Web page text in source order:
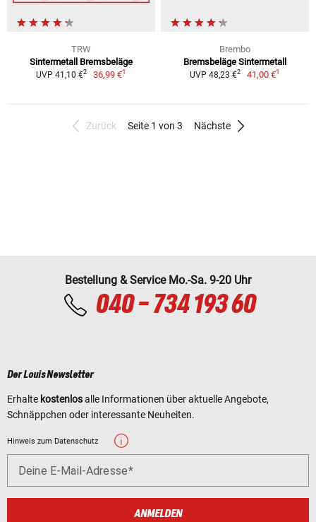
TRW
Sintermetall Bremsbeläge
UVP 41,10 €2 36,99 €1
Brembo
Bremsbeläge Sintermetall
UVP 48,23 €2 41,00 €1
Zurück Seite 1 von 3 Nächste
Bestellung & Service Mo.-Sa. 9-20 Uhr
040 - 734 193 60
Der Louis Newsletter
Erhalte kostenlosalle Informationen über aktuelle Angebote,
Schnäppchen oder interessante Neuheiten.
Hinweis zum Datenschutz
Deine E-Mail-Adresse
ANMELDEN